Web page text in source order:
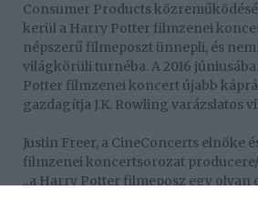
Consumer Products
kerül a Harry Potter filmzenei
népszerű filmeposzt ünnepli, és
világkörüli turnéba. A 2016
Potter filmzenei koncert újabb
gazdagítja J.K. Rowling varázslatos
Justin Freer, a CineConcerts elnöke
filmzenei koncertsorozat
„a Harry Potter filmeposz egy olyan
kulturális jelenség, amely ma is több